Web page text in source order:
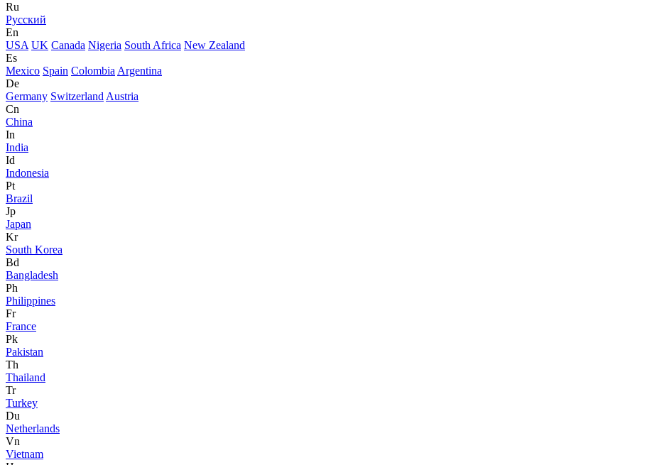
Ru
Русский
En
USA UK Canada Nigeria South Africa New Zealand
Es
Mexico Spain Colombia Argentina
De
Germany Switzerland Austria
Cn
China
In
India
Id
Indonesia
Pt
Brazil
Jp
Japan
Kr
South Korea
Bd
Bangladesh
Ph
Philippines
Fr
France
Pk
Pakistan
Th
Thailand
Tr
Turkey
Du
Netherlands
Vn
Vietnam